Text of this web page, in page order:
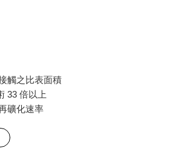
觸之比表面積
33 倍以上
礦化速率